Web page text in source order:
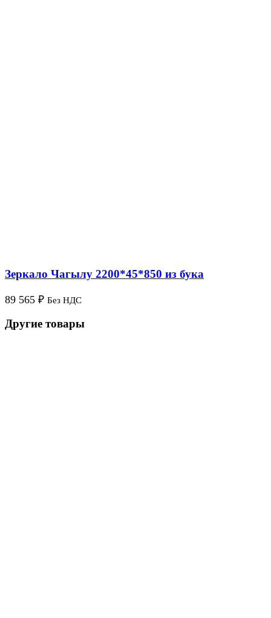
Зеркало Чагылу 2200*45*850 из бука
89 565 ₽ Без НДС
Другие товары